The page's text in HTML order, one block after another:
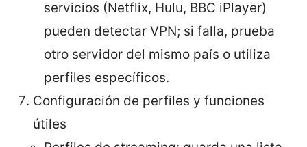
servicios (Netflix, Hulu, BBC iPlayer)
pueden detectar VPN; si falla, prueba
otro servidor del mismo país o utiliza
perfiles específicos.
Configuración de perfiles y funciones
útiles